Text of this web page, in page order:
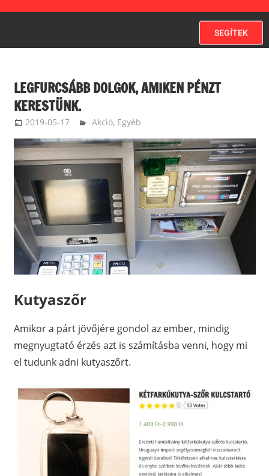
SEGÍTEK
LEGFURCSÁBB DOLGOK, AMIKEN PÉNZT
KERESTÜNK.
2019-05-17 ketfarkukutya
Akció, Egyéb
Kutyaszőr
Amikor a párt jövőjére gondol az ember, mindig
megnyugtató érzés azt is számításba venni, hogy mi
el tudunk adni kutyaszőrt.